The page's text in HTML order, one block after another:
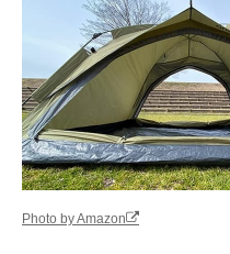
Photo by Amazon